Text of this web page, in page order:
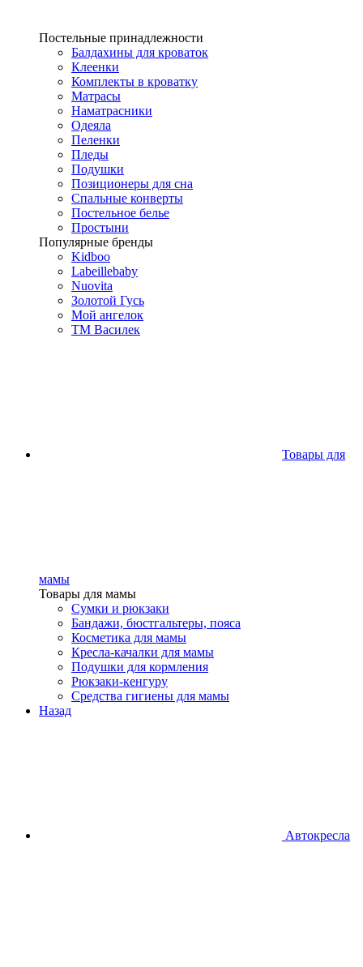
Постельные принадлежности
Балдахины для кроваток
Клеенки
Комплекты в кроватку
Матрасы
Наматрасники
Одеяла
Пеленки
Пледы
Подушки
Позиционеры для сна
Спальные конверты
Постельное белье
Простыни
Популярные бренды
Kidboo
Labeillebaby
Nuovita
Золотой Гусь
Мой ангелок
ТМ Василек
Товары для
мамы
Товары для мамы
Сумки и рюкзаки
Бандажи, бюстгальтеры, пояса
Косметика для мамы
Кресла-качалки для мамы
Подушки для кормления
Рюкзаки-кенгуру
Средства гигиены для мамы
Назад
Автокресла